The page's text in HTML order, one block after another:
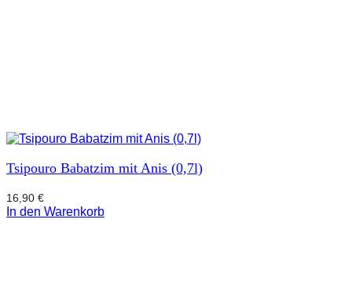
Tsipouro Babatzim mit Anis (0,7l)
16,90 €
In den Warenkorb